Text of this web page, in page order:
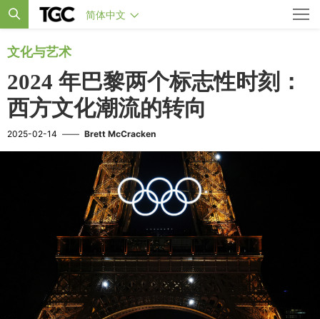
简体中文
文化与艺术
2024 年巴黎两个标志性时刻：
西方文化潮流的转向
2025-02-14 —— Brett McCracken